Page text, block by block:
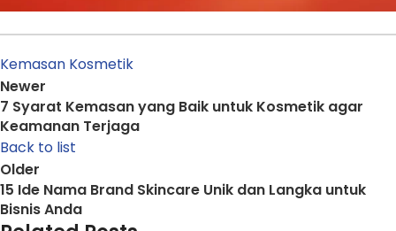
Kemasan Kosmetik
Newer
7 Syarat Kemasan yang Baik untuk Kosmetik agar
Keamanan Terjaga
Back to list
Older
15 Ide Nama Brand Skincare Unik dan Langka untuk
Bisnis Anda